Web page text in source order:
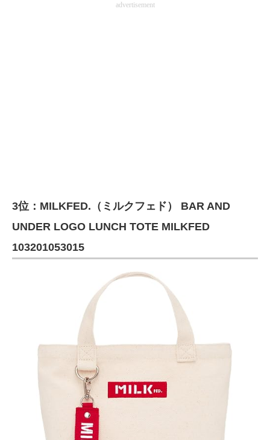
advertisement
3位：MILKFED.（ミルクフェド） BAR AND
UNDER LOGO LUNCH TOTE MILKFED
103201053015